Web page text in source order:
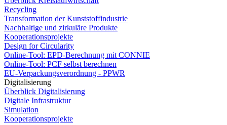
Recycling
Transformation der Kunststoffindustrie
Nachhaltige und zirkuläre Produkte
Kooperationsprojekte
Design for Circularity
Online-Tool: EPD-Berechnung mit CONNIE
Online-Tool: PCF selbst berechnen
EU-Verpackungsverordnung - PPWR
Digitalisierung
Überblick Digitalisierung
Digitale Infrastruktur
Simulation
Kooperationsprojekte